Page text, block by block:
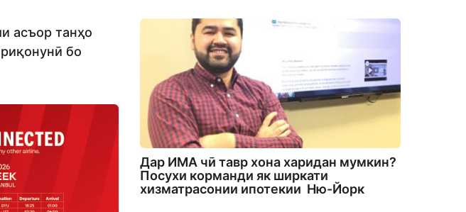
асъор танҳо
бо
Дар ИМА чӣ тавр хона харидан мумкин?
Посухи корманди як ширкати
хизматрасонии ипотекии Ню-Йорк